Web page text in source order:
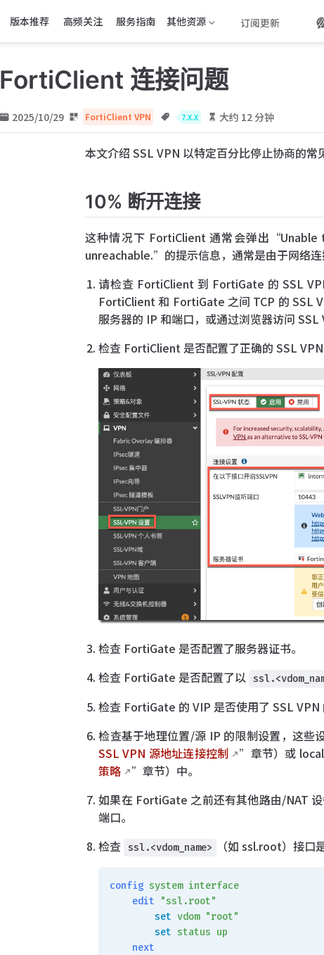
版本推荐 高频关注 服务指南 其他资源 订阅更新
FortiClient 连接问题
2025/10/29 FortiClient VPN 7.X.X 大约 12 分钟
本文介绍 SSL VPN 以特定百分比停止协商的常
10% 断开连接
这种情况下 FortiClient 通常会弹出
unreachable.”的提示信息，通常是由于网络连
请检查 FortiClient 到 FortiGate 的 SSL
FortiClient 和 FortiGate 之间 TCP 的 SSL
服务器的 IP 和端口，或通过浏览器访问 SSL
检查 FortiClient 是否配置了正确的 SSL
检查 FortiGate 是否配置了服务器证书。
检查 FortiGate 是否配置了以
检查 FortiGate 的 VIP 是否使用了 SSL VPN
检查基于地理位置/源 IP 的限制设置，这些
SSL VPN 源地址连接控制
”章节）或
策略
”章节）中。
如果在 FortiGate 之前还有其他路由/NAT
端口。
检查 ssl.<vdom_name> （如 ssl.root）接口
config system interface
    edit
"ssl.root"
        set
vdom "root"
        set
status up
    next